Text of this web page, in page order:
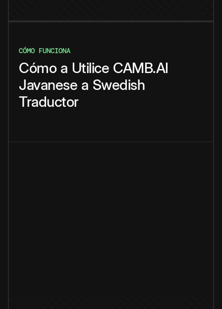
CÓMO FUNCIONA
Cómo a Utilice CAMB.AI
Javanese a Swedish
Traductor